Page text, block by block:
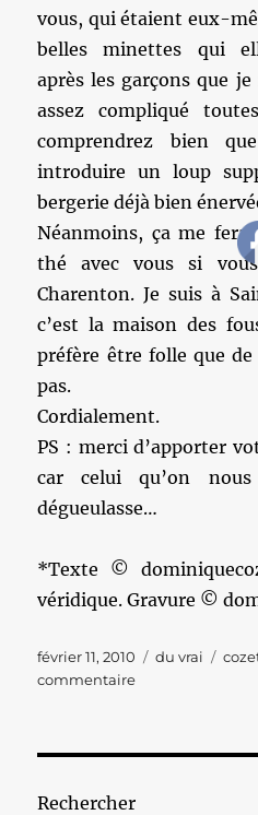
vous, qui étaient eux-
belles minettes qui
après les garçons que
assez compliqué
comprendrez bien
introduire un loup
bergerie déjà bien
Néanmoins, ça me
thé avec vous si
Charenton. Je suis à
c’est la maison des
préfère être folle que
pas.
Cordialement.
PS : merci d’apporter
car celui qu’on
dégueulasse…
*Texte ©
véridique. Gravure ©
Publié
le
février 11, 2010 Catégories
du vrai
commentairesur
Rechercher